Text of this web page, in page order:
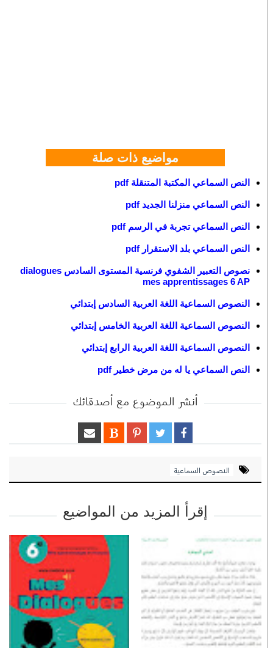
مواضيع ذات صلة
النص السماعي المكتبة المتنقلة pdf
النص السماعي منزلنا الجديد pdf
النص السماعي تجربة في الرسم pdf
النص السماعي بلد الاستقرار pdf
نصوص التعبير الشفوي فرنسية المستوى السادس dialogues
mes apprentissages 6 AP
النصوص السماعية اللغة العربية السادس إبتدائي
النصوص السماعية اللغة العربية الخامس إبتدائي
النصوص السماعية اللغة العربية الرابع إبتدائي
النص السماعي يا له من مرض خطير pdf
أنشر الموضوع مع أصدقائك
النصوص السماعية
إقرأ المزيد من المواضيع